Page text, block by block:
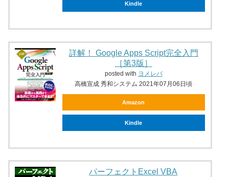
Kindle
詳解！ Google Apps Script完全入門
［第3版］
posted with ヨメレバ
高橋宣成 秀和システム 2021年07月06日頃
Amazon
Kindle
パーフェクトExcel VBA